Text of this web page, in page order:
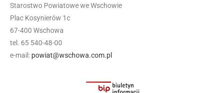
Starostwo Powiatowe we Wschowie
Plac Kosynierów 1c
67-400 Wschowa
tel. 65 540-48-00
e-mail: powiat@wschowa.com.pl